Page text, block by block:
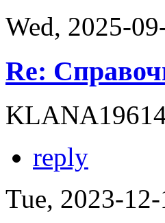
Wed, 2025-
Re:
reply
Tue, 2023-